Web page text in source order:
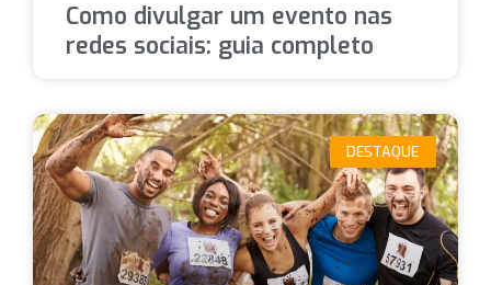
Como divulgar um evento nas
redes sociais: guia completo
DESTAQUE